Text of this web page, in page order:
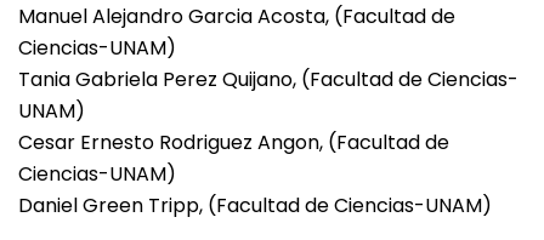
Manuel Alejandro Garcia Acosta, (Facultad de
Ciencias-UNAM)
Tania Gabriela Perez Quijano, (Facultad de Ciencias-
UNAM)
Cesar Ernesto Rodriguez Angon, (Facultad de
Ciencias-UNAM)
Daniel Green Tripp, (Facultad de Ciencias-UNAM)